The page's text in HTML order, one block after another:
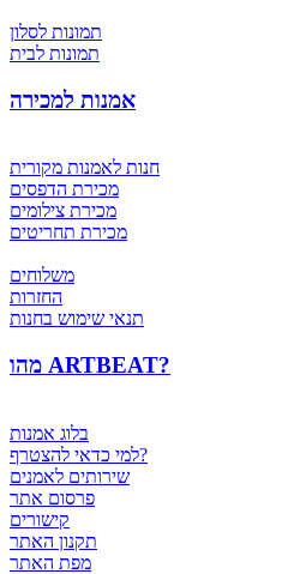
תמונות לסלון
תמונות לבית
אמנות למכירה
חנות לאמנות מקורית
מכירת הדפסים
מכירת צילומים
מכירת תחריטים
משלוחים
החזרות
תנאי שימוש בחנות
מהו ARTBEAT?
בלוג אמנות
למי כדאי להצטרף?
שירותים לאמנים
פרסום אתר
קישורים
תקנון האתר
מפת האתר